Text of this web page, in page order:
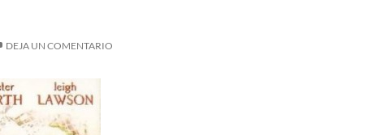
DEJA UN COMENTARIO